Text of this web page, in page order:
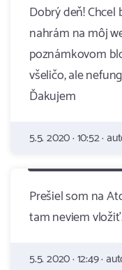
Dobrý deň!
nahrám na môj
poznámkovom
všeličo, ale
Ďakujem
5.5. 2020 · 10:52 ·
Prešiel som na
tam neviem
5.5. 2020 · 12:49 ·